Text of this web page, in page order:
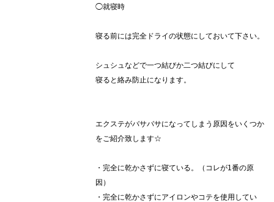
◯就寝時
寝る前には完全ドライの状態にしておいて下さい。
シュシュなどで一つ結びか二つ結びにして
寝ると絡み防止になります。
エクステがバサバサになってしまう原因をいくつか
をご紹介致します☆
・完全に乾かさずに寝ている。（コレが1番の原
因）
・完全に乾かさずにアイロンやコテを使用してい